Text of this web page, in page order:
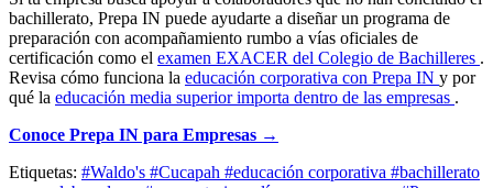
bachillerato, Prepa IN puede ayudarte a diseñar un programa de
preparación con acompañamiento rumbo a vías oficiales de
certificación como el examen EXACER del Colegio de Bachilleres .
Revisa cómo funciona la educación corporativa con Prepa IN y por
qué la educación media superior importa dentro de las empresas .
Conoce Prepa IN para Empresas →
Etiquetas: #Waldo's #Cucapah #educación corporativa #bachillerato